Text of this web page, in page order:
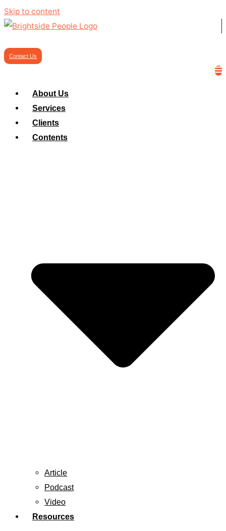
Skip to content
Contact Us
About Us
Services
Clients
Contents
Article
Podcast
Video
Resources